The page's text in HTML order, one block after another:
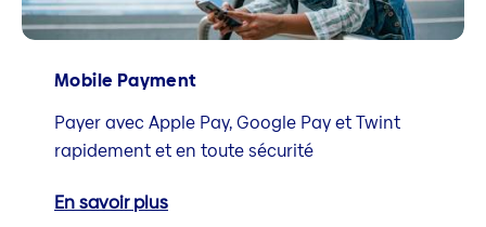
Mobile Payment
Payer avec Apple Pay, Google Pay et Twint
rapidement et en toute sécurité
En savoir plus